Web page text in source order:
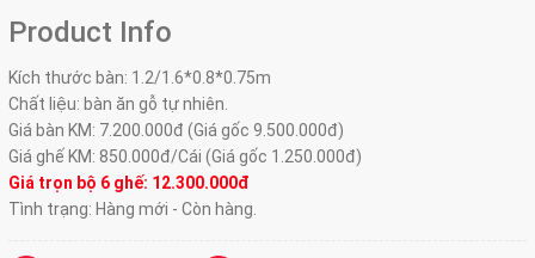
Product Info
Kích thước bàn: 1.2/1.6*0.8*0.75m
Chất liệu: bàn ăn gỗ tự nhiên.
Giá bàn KM: 7.200.000đ (Giá gốc 9.500.000đ)
Giá ghế KM: 850.000đ/Cái (Giá gốc 1.250.000đ)
Giá trọn bộ 6 ghế: 12.300.000đ
Tình trạng: Hàng mới - Còn hàng.